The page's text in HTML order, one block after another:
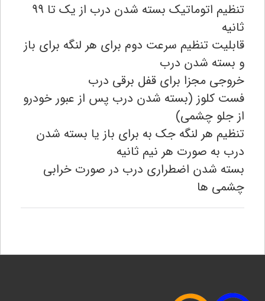
تنظیم اتوماتیک بسته شدن درب از یک تا 99
ثانیه
قابلیت تنظیم سرعت دوم برای هر لنگه برای باز
و بسته شدن درب
خروجی مجزا برای قفل برقی درب
فست کلوز (بسته شدن درب پس از عبور خودرو
از جلو چشمی)
تنظیم هر لنگه جک به برای باز یا بسته شدن
درب به صورت هر نیم ثانیه
بسته شدن اضطراری درب در صورت خرابی
چشمی ها